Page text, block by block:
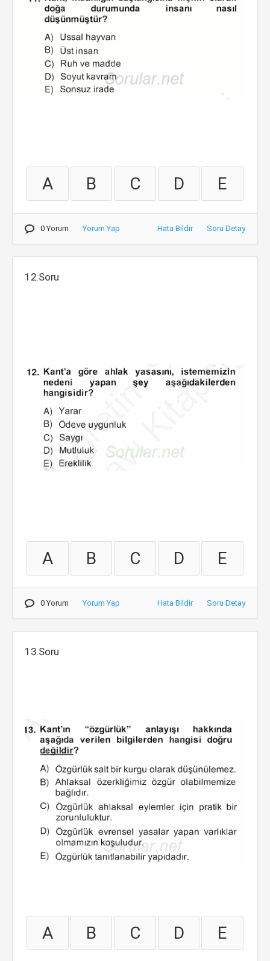
A B C D E
0 Yorum Yorum Yap Hata Bildir Soru Detay
12.Soru
A B C D E
0 Yorum Yorum Yap Hata Bildir Soru Detay
13.Soru
A B C D E